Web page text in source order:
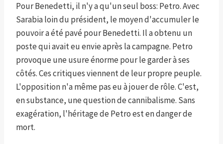
Pour Benedetti, il n'y a qu'un seul boss: Petro. Avec
Sarabia loin du président, le moyen d'accumuler le
pouvoir a été pavé pour Benedetti. Il a obtenu un
poste qui avait eu envie après la campagne. Petro
provoque une usure énorme pour le garder à ses
côtés. Ces critiques viennent de leur propre peuple.
L'opposition n'a même pas eu à jouer de rôle. C'est,
en substance, une question de cannibalisme. Sans
exagération, l'héritage de Petro est en danger de
mort.